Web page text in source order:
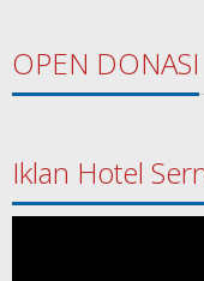
OPEN DONASI
Iklan Hotel